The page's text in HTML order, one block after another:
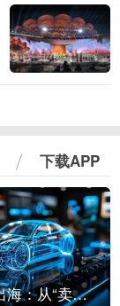
下载APP
中国汽车出海：从“卖出去”到“走进去”